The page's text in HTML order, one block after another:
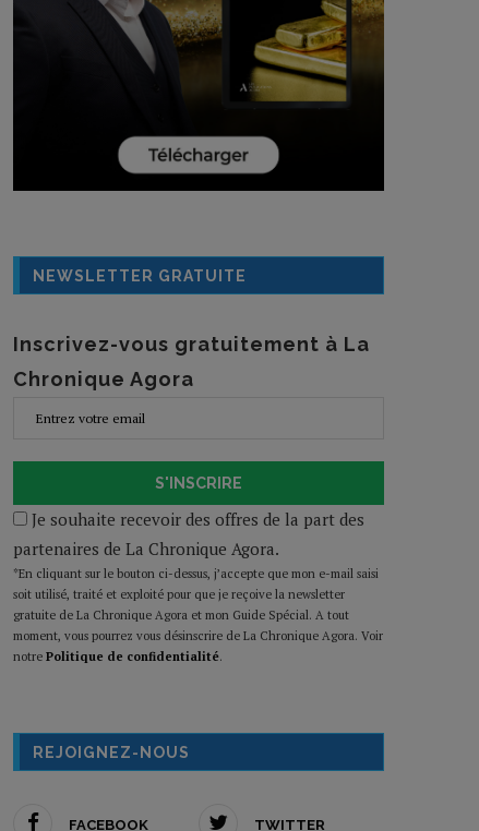
NEWSLETTER GRATUITE
Inscrivez-vous gratuitement à La
Chronique Agora
S'INSCRIRE
Je souhaite recevoir des offres de la part des
partenaires de La Chronique Agora.
*En cliquant sur le bouton ci-dessus, j’accepte que mon e-mail saisi
soit utilisé, traité et exploité pour que je reçoive la newsletter
gratuite de La Chronique Agora et mon Guide Spécial. A tout
moment, vous pourrez vous désinscrire de La Chronique Agora. Voir
notre Politique de confidentialité.
REJOIGNEZ-NOUS
FACEBOOK TWITTER